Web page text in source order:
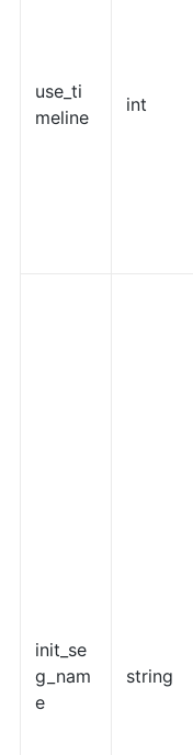
use_ti
meline
int
init_se
g_nam
e
string